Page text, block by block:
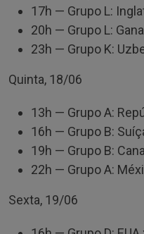
17h — Grupo L:
20h — Grupo L:
23h — Grupo K:
Quinta, 18/06
13h — Grupo A:
16h — Grupo B:
19h — Grupo B:
22h — Grupo A:
Sexta, 19/06